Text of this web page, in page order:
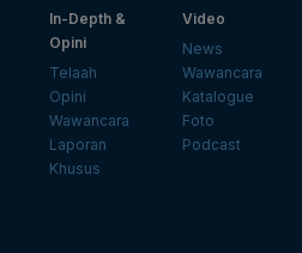
In-Depth &
Opini
Telaah
Opini
Wawancara
Laporan
Khusus
Video
News
Wawancara
Katalogue
Foto
Podcast